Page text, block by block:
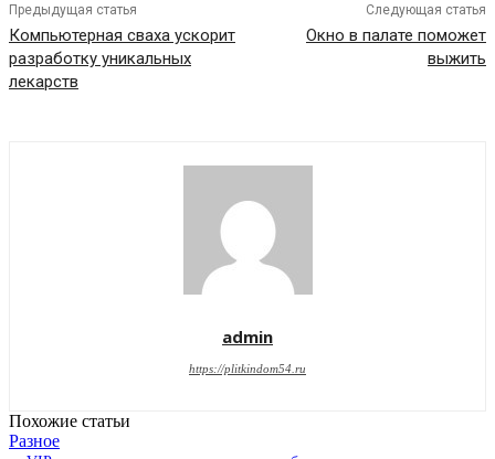
Предыдущая статья
Компьютерная сваха ускорит
разработку уникальных
лекарств
Следующая статья
Окно в палате поможет
выжить
admin
https://plitkindom54.ru
Похожие статьи
Разное